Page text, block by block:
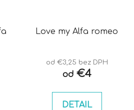
Love my Alfa romeo
od €3,25 bez DPH
od€4
DETAIL